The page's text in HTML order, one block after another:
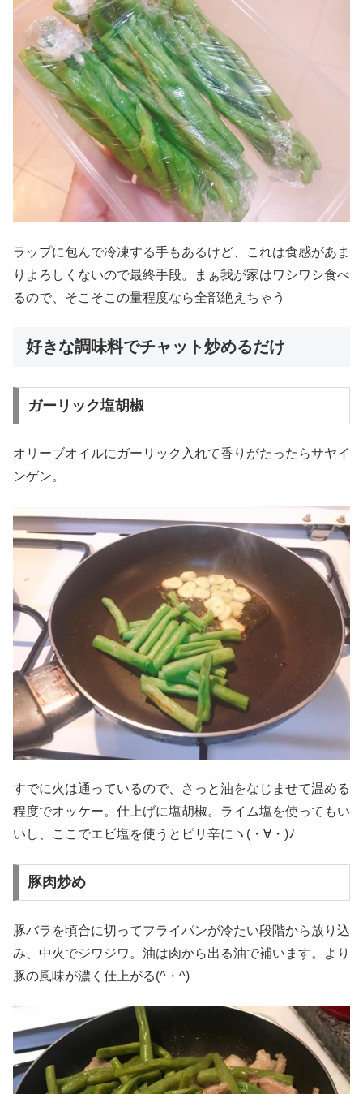
ラップに包んで冷凍する手もあるけど、これは食感があま
りよろしくないので最終手段。まぁ我が家はワシワシ食べ
るので、そこそこの量程度なら全部絶えちゃう
好きな調味料でチャット炒めるだけ
ガーリック塩胡椒
オリーブオイルにガーリック入れて香りがたったらサヤイ
ンゲン。
すでに火は通っているので、さっと油をなじませて温める
程度でオッケー。仕上げに塩胡椒。ライム塩を使ってもい
いし、ここでエビ塩を使うとピリ辛にヽ(・∀・)ﾉ
豚肉炒め
豚バラを頃合に切ってフライパンが冷たい段階から放り込
み、中火でジワジワ。油は肉から出る油で補います。より
豚の風味が濃く仕上がる(^・^)